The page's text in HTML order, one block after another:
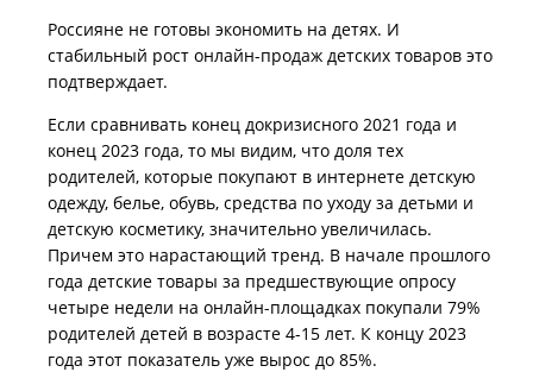
Россияне не готовы экономить на детях. И
стабильный рост онлайн-продаж детских товаров это
подтверждает.
Если сравнивать конец докризисного 2021 года и
конец 2023 года, то мы видим, что доля тех
родителей, которые покупают в интернете детскую
одежду, белье, обувь, средства по уходу за детьми и
детскую косметику, значительно увеличилась.
Причем это нарастающий тренд. В начале прошлого
года детские товары за предшествующие опросу
четыре недели на онлайн-площадках покупали 79%
родителей детей в возрасте 4-15 лет. К концу 2023
года этот показатель уже вырос до 85%.